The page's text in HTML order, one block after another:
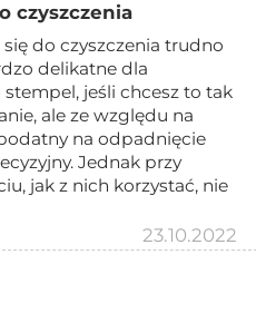
czyszczenia
do czyszczenia trudno
delikatne dla
jeśli chcesz to tak
ale ze względu na
na odpadnięcie
Jednak przy
jak z nich korzystać, nie
23.10.2022